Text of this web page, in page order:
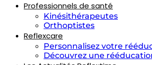
Professionnels de santé
Kinésithérapeutes
Orthoptistes
Reflexcare
Personnalisez votre
Découvrez une